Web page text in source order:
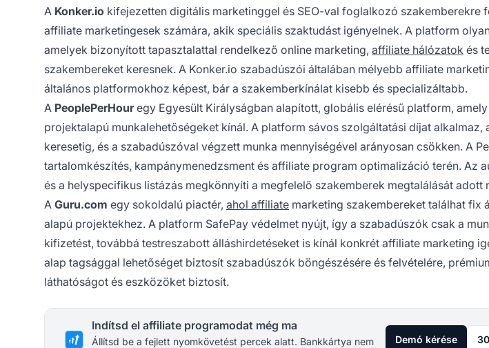
A Konker.io kifejezetten digitális marketinggel és SEO-val foglalkozó szakemberekre
affiliate marketingesek számára, akik speciális szaktudást igényelnek. A platform
amelyek bizonyított tapasztalattal rendelkező online marketing, affiliate hálózatok és
szakembereket keresnek. A Konker.io szabadúszói általában mélyebb affiliate
általános platformokhoz képest, bár a szakemberkínálat kisebb és specializáltabb.
A PeoplePerHouregy Egyesült Királyságban alapított, globális elérésű platform,
projektalapú munkalehetőségeket kínál. A platform sávos szolgáltatási díjat
keresetig, és a szabadúszóval végzett munka mennyiségével arányosan csökken. A
tartalomkészítés, kampánymenedzsment és affiliate program optimalizáció terén. Az
és a helyspecifikus listázás megkönnyíti a megfelelő szakemberek megtalálását adott
A Guru.com egy sokoldalú piactér, ahol affiliate marketing szakembereket találhat fix
alapú projektekhez. A platform SafePay védelmet nyújt, így a szabadúszók csak a
kifizetést, továbbá testreszabott álláshirdetéseket is kínál konkrét affiliate marketing
alap tagsággal lehetőséget biztosít szabadúszók böngészésére és felvételére,
láthatóságot és eszközöket biztosít.
Indítsd el affiliate programodat még ma
Állítsd be a fejlett nyomkövetést percek alatt. Bankkártya nem
Demó kérése